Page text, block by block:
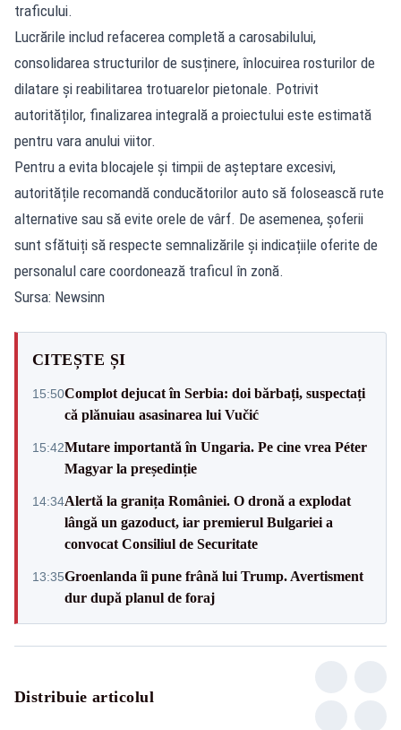
traficului.
Lucrările includ refacerea completă a carosabilului,
consolidarea structurilor de susținere, înlocuirea rosturilor de
dilatare și reabilitarea trotuarelor pietonale. Potrivit
autorităților, finalizarea integrală a proiectului este estimată
pentru vara anului viitor.
Pentru a evita blocajele și timpii de așteptare excesivi,
autoritățile recomandă conducătorilor auto să folosească rute
alternative sau să evite orele de vârf. De asemenea, șoferii
sunt sfătuiți să respecte semnalizările și indicațiile oferite de
personalul care coordonează traficul în zonă.
Sursa: Newsinn
CITEȘTE ȘI
15:50Complot dejucat în Serbia: doi bărbați, suspectați
că plănuiau asasinarea lui Vučić
15:42Mutare importantă în Ungaria. Pe cine vrea Péter
Magyar la președinție
14:34Alertă la granița României. O dronă a explodat
lângă un gazoduct, iar premierul Bulgariei a
convocat Consiliul de Securitate
13:35Groenlanda îi pune frână lui Trump. Avertisment
dur după planul de foraj
Distribuie articolul